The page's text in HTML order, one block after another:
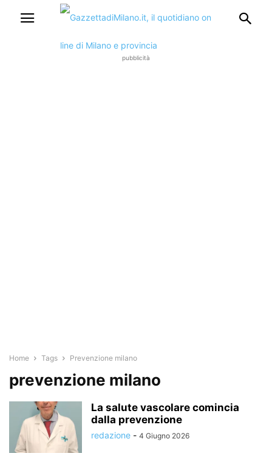
pubblicità
Home Tags Prevenzione milano
prevenzione milano
La salute vascolare comincia
dalla prevenzione
redazione - 4 Giugno 2026